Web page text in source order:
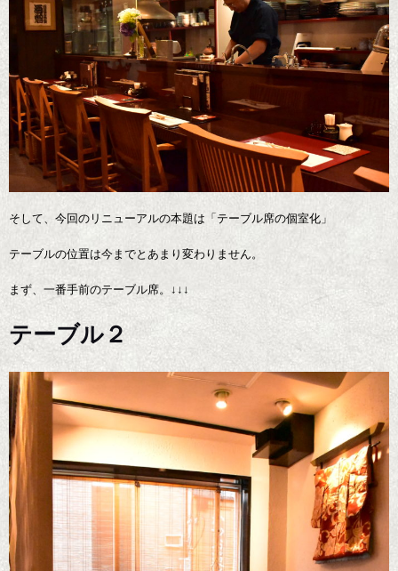
そして、今回のリニューアルの本題は「テーブル席の個室化」
テーブルの位置は今までとあまり変わりません。
まず、一番手前のテーブル席。↓↓↓
テーブル２